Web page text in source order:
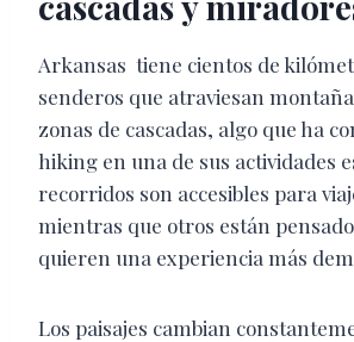
Arkansas tiene cientos de
senderos que atraviesan
zonas de cascadas, algo que ha
hiking en una de sus actividades
recorridos son accesibles para
mientras que otros están
quieren una experiencia más
Los paisajes cambian